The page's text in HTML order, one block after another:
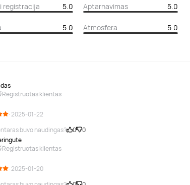
registracija 5.0 Aptarnavimas 5.0
5.0 Atmosfera 5.0
Registruotas klientas
· 2025-01-22
buvo naudingas?
0 0
Registruotas klientas
· 2025-01-20